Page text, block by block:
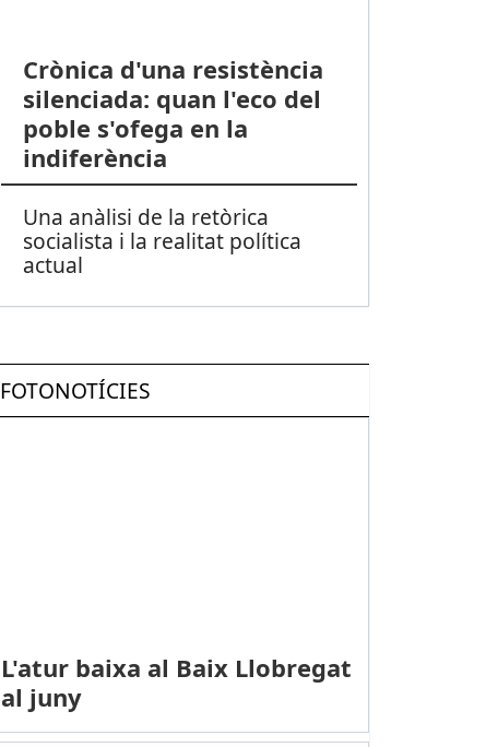
Crònica d'una resistència
silenciada: quan l'eco del
poble s'ofega en la
indiferència
Una anàlisi de la retòrica
socialista i la realitat política
actual
FOTONOTÍCIES
L'atur baixa al Baix Llobregat
al juny